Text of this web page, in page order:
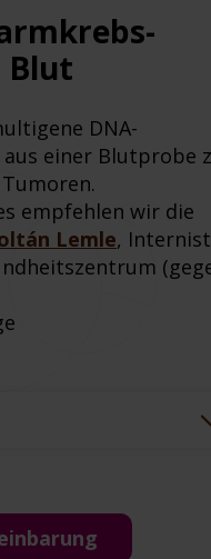
Blut
DNA-
einer Blutprobe
empfehlen wir die
Lemle,